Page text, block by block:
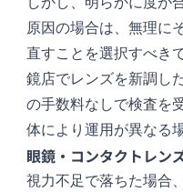
原因の場合は、無理に
直すことを選択すべき
鏡店でレンズを新調し
の手数料なしで検査を
体により運用が異なる
眼鏡・コンタクトレン
視力不足で落ちた場合